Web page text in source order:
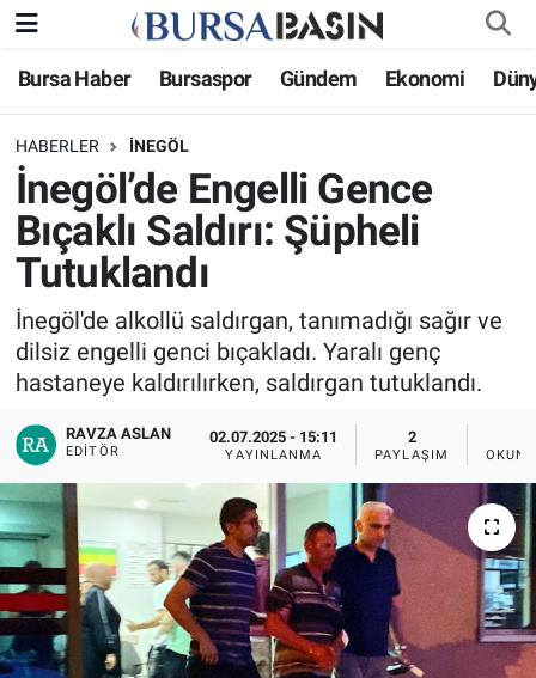
Bursa Haber Bursaspor Gündem Ekonomi
HABERLER İNEGÖL
İnegöl’de Engelli Gence
Bıçaklı Saldırı: Şüpheli
Tutuklandı
İnegöl'de alkollü saldırgan, tanımadığı sağır ve
dilsiz engelli genci bıçakladı. Yaralı genç
hastaneye kaldırılırken, saldırgan tutuklandı.
RAVZA ASLAN
EDITÖR
02.07.2025 - 15:11
YAYINLANMA
2
PAYLAŞIM
Bursa Haber
Genel
Politika
Bilim, Teknoloji
KÜLTÜR-SANAT
Yerel
Bursaspor
Gündem
Sağlık
Eğitim
Bursa Nöbetçi Eczaneler
Bursa Hava Durumu
Bursa Namaz Vakitleri
Bursa Trafik Yoğunluk Haritası
Süper Lig Puan Durumu ve Fikstür
Tüm Manşetler
Son Dakika Haberleri
Haber Arşivi